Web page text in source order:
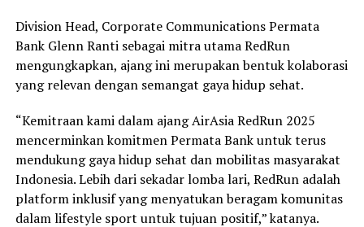
Division Head, Corporate Communications Permata
Bank Glenn Ranti sebagai mitra utama RedRun
mengungkapkan, ajang ini merupakan bentuk kolaborasi
yang relevan dengan semangat gaya hidup sehat.
“Kemitraan kami dalam ajang AirAsia RedRun 2025
mencerminkan komitmen Permata Bank untuk terus
mendukung gaya hidup sehat dan mobilitas masyarakat
Indonesia. Lebih dari sekadar lomba lari, RedRun adalah
platform inklusif yang menyatukan beragam komunitas
dalam lifestyle sport untuk tujuan positif,” katanya.